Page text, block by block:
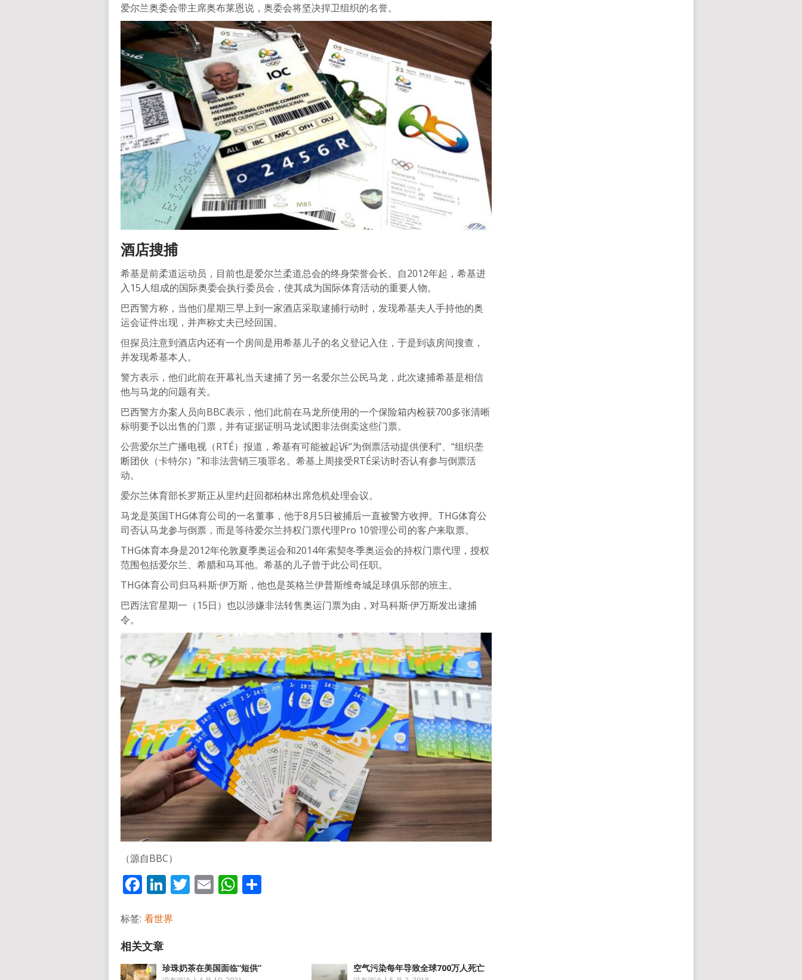
爱尔兰奥委会带主席奥布莱恩说，奥委会将坚决捍卫组织的名誉。
酒店搜捕
希基是前柔道运动员，目前也是爱尔兰柔道总会的终身荣誉会长。自2012年起，希基进
入15人组成的国际奥委会执行委员会，使其成为国际体育活动的重要人物。
巴西警方称，当他们星期三早上到一家酒店采取逮捕行动时，发现希基夫人手持他的奥
运会证件出现，并声称丈夫已经回国。
但探员注意到酒店内还有一个房间是用希基儿子的名义登记入住，于是到该房间搜查，
并发现希基本人。
警方表示，他们此前在开幕礼当天逮捕了另一名爱尔兰公民马龙，此次逮捕希基是相信
他与马龙的问题有关。
巴西警方办案人员向BBC表示，他们此前在马龙所使用的一个保险箱内检获700多张清晰
标明要予以出售的门票，并有证据证明马龙试图非法倒卖这些门票。
公营爱尔兰广播电视（RTÉ）报道，希基有可能被起诉“为倒票活动提供便利”、“组织垄
断团伙（卡特尔）”和非法营销三项罪名。希基上周接受RTÉ采访时否认有参与倒票活
动。
爱尔兰体育部长罗斯正从里约赶回都柏林出席危机处理会议。
马龙是英国THG体育公司的一名董事，他于8月5日被捕后一直被警方收押。THG体育公
司否认马龙参与倒票，而是等待爱尔兰持权门票代理Pro 10管理公司的客户来取票。
THG体育本身是2012年伦敦夏季奥运会和2014年索契冬季奥运会的持权门票代理，授权
范围包括爱尔兰、希腊和马耳他。希基的儿子曾于此公司任职。
THG体育公司归马科斯·伊万斯，他也是英格兰伊普斯维奇城足球俱乐部的班主。
巴西法官星期一（15日）也以涉嫌非法转售奥运门票为由，对马科斯·伊万斯发出逮捕
令。
（源自BBC）
Facebook
LinkedIn
Twitter
EmailWhatsApp
标签: 看世界
珍珠奶茶在美国面临“短供” 空气污染每年导致全球700万人死亡